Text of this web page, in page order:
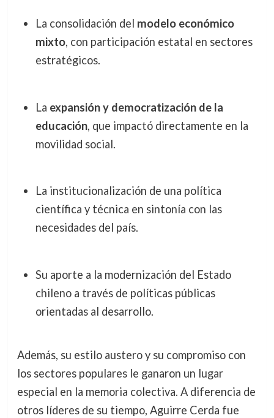
La consolidación del modelo económico
mixto, con participación estatal en sectores
estratégicos.
La expansión y democratización de la
educación, que impactó directamente en la
movilidad social.
La institucionalización de una política
científica y técnica en sintonía con las
necesidades del país.
Su aporte a la modernización del Estado
chileno a través de políticas públicas
orientadas al desarrollo.
Además, su estilo austero y su compromiso con
los sectores populares le ganaron un lugar
especial en la memoria colectiva. A diferencia de
otros líderes de su tiempo, Aguirre Cerda fue